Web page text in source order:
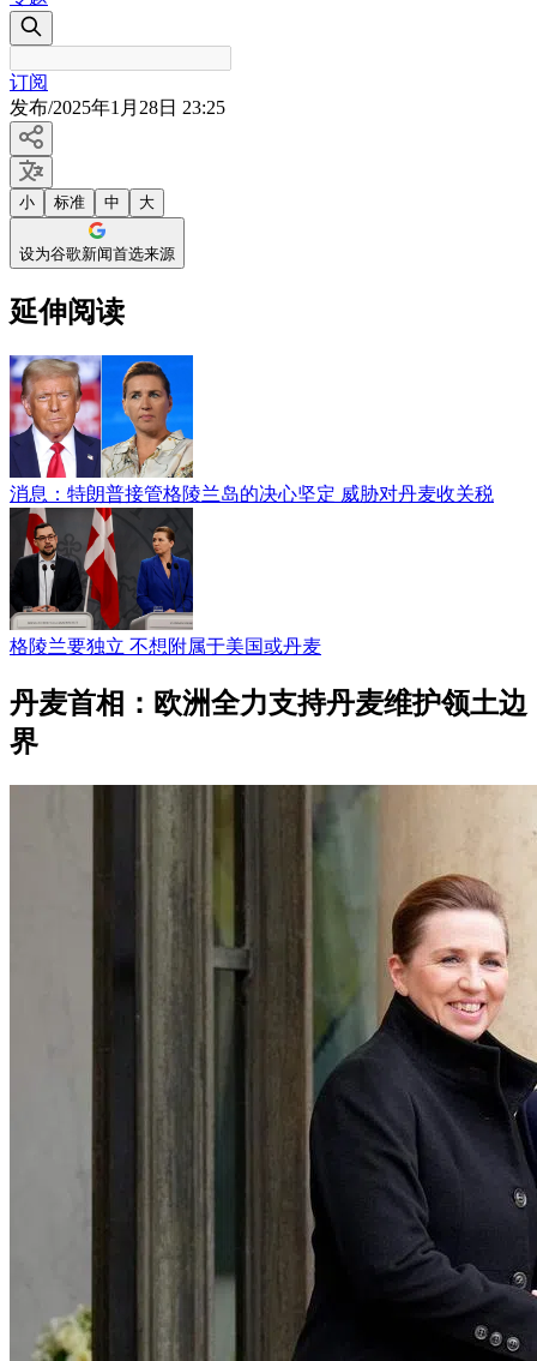
订阅
发布/2025年1月28日 23:25
小 标准 中 大
设为谷歌新闻首选来源
延伸阅读
消息：特朗普接管格陵兰岛的决心坚定 威胁对丹麦收关税
格陵兰要独立 不想附属于美国或丹麦
丹麦首相：欧洲全力支持丹麦维护领土边
界